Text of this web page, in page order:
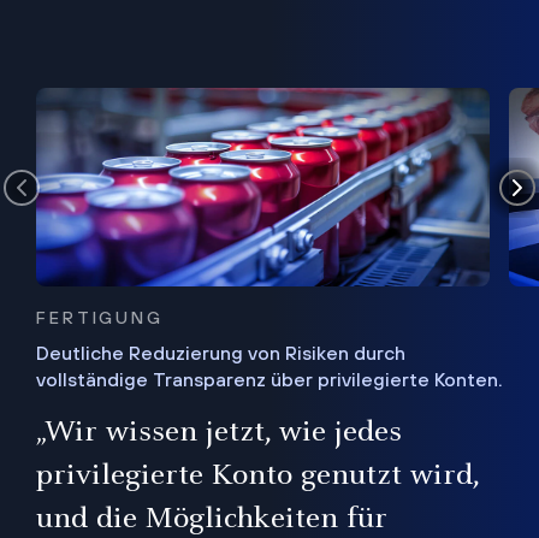
FERTIGUNG
Deutliche Reduzierung von Risiken durch
vollständige Transparenz über privilegierte Konten.
„Wir wissen jetzt, wie jedes
privilegierte Konto genutzt wird,
und die Möglichkeiten für